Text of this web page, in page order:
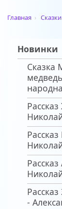
Главная ›
Новинки
Сказка
-